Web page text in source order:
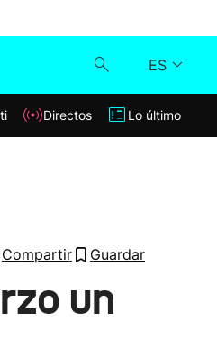
ES
Klisk
Lo último
Directos Lo último
Compartir Guardar
un